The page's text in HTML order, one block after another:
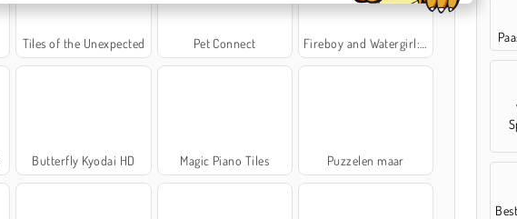
Tiles of the Unexpected Pet Connect Fireboy and Watergirl: The Forest Temple
Butterfly Kyodai HD Magic Piano Tiles Puzzelen maar